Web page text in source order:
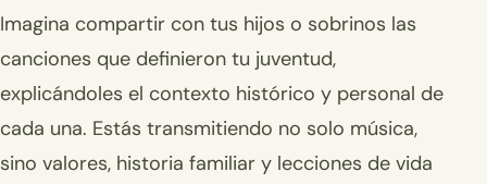
Imagina compartir con tus hijos o sobrinos las
canciones que definieron tu juventud,
explicándoles el contexto histórico y personal de
cada una. Estás transmitiendo no solo música,
sino valores, historia familiar y lecciones de vida